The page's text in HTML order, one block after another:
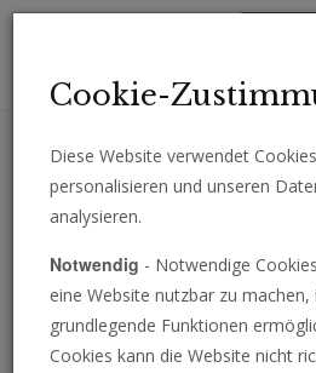
Erhalten Sie wichtige Analysen,
Cookie-
Diese Website verwendet
personalisieren und unseren
analysieren.
Notwendig - Notwendige
eine Website nutzbar zu machen,
grundlegende Funktionen
Cookies kann die Website nicht